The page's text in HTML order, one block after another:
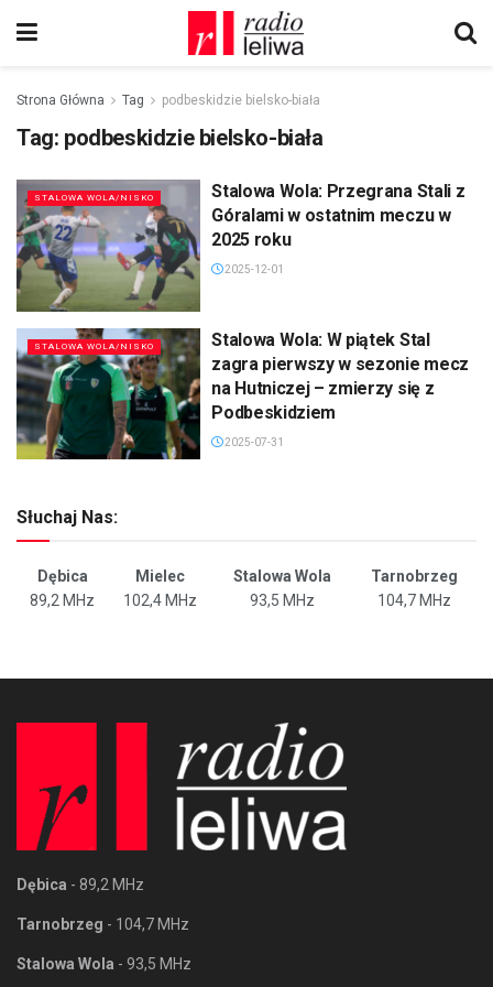
Strona Główna Tag podbeskidzie bielsko-biała
Tag: podbeskidzie bielsko-biała
STALOWA WOLA/NISKO
Stalowa Wola: Przegrana Stali z
Góralami w ostatnim meczu w
2025 roku
2025-12-01
STALOWA WOLA/NISKO
Stalowa Wola: W piątek Stal
zagra pierwszy w sezonie mecz
na Hutniczej – zmierzy się z
Podbeskidziem
2025-07-31
Słuchaj Nas:
Dębica Mielec Stalowa Wola
Tarnobrzeg
89,2 MHz
102,4 MHz 93,5 MHz 104,7 MHz
Dębica - 89,2 MHz
Tarnobrzeg - 104,7 MHz
Stalowa Wola - 93,5 MHz